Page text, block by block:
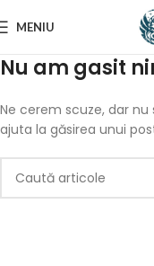
MENIU
Nu am gasit
Ne cerem scuze, dar
ajuta la găsirea unui